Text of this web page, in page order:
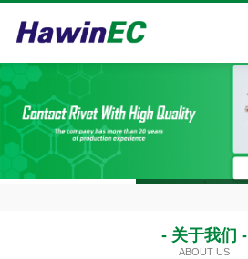
2
- 关于我们 -
ABOUT US